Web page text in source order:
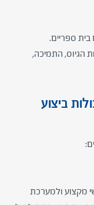
בית ספריים.
הגיוס, התמיכה,
ביצוע
מקצוע ולמערכת